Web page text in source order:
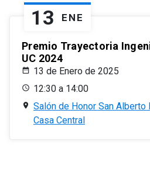
13 ENE
Premio Trayectoria
UC 2024
13 de Enero de 2025
12:30 a 14:00
Salón de Honor San Alberto
Casa Central